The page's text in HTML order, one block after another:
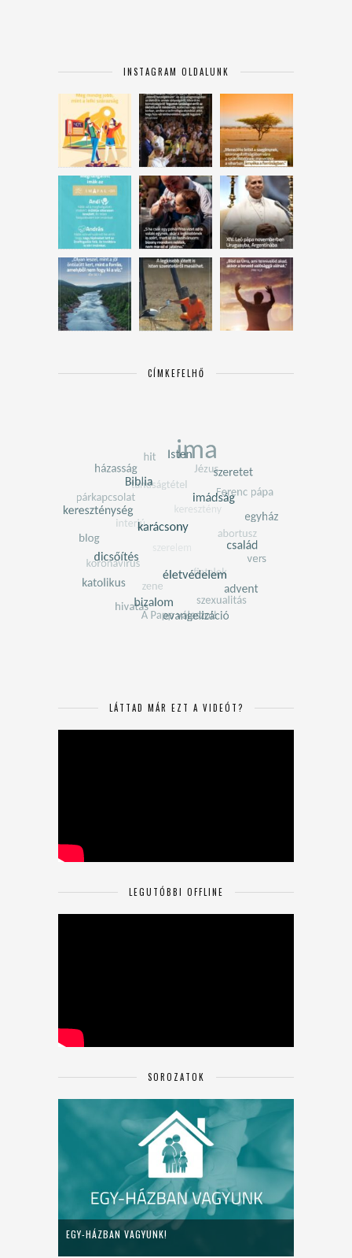
INSTAGRAM OLDALUNK
CÍMKEFELHŐ
LÁTTAD MÁR EZT A VIDEÓT?
LEGUTÓBBI OFFLINE
SOROZATOK
EGY-HÁZBAN VAGYUNK!